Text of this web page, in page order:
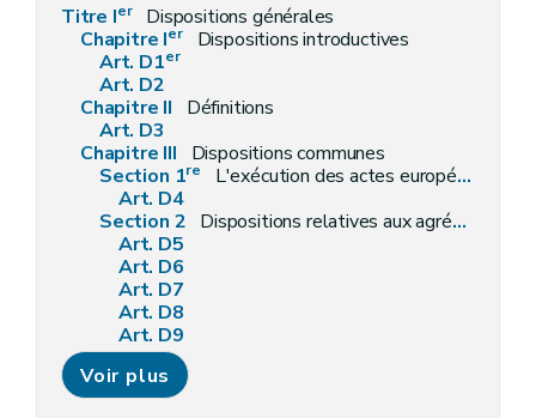
Titre Ier
Dispositions générales
Chapitre Ier
Dispositions introductives
Art. D1er
Art. D2
Chapitre II
Définitions
Art. D3
Chapitre III
Dispositions communes
Section 1re
L'exécution des actes européens
Art. D4
Section 2 Dispositions relatives aux agréments
Art. D5
Art. D6
Art. D7
Art. D8
Art. D9
Art. D10
Section 3
Art. D11
Voir plus